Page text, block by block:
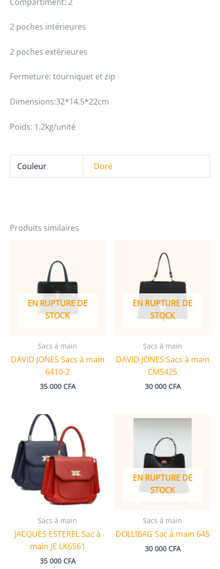
2 poches intérieures
2 poches extérieures
Fermeture: tourniquet et zip
Dimensions:32*14.5*22cm
Poids: 1.2kg/unité
Couleur Doré
Produits similaires
EN RUPTURE DE
STOCK
Sacs à main
DAVID JONES Sacs à main
6410-2
35 000 CFA
EN RUPTURE DE
STOCK
Sacs à main
DAVID JONES Sacs à main
CM5425
30 000 CFA
Sacs à main
JACQUES ESTEREL Sac à
main JE LK6561
35 000 CFA
EN RUPTURE DE
STOCK
Sacs à main
DOLLIBAG Sac à main 645
30 000 CFA